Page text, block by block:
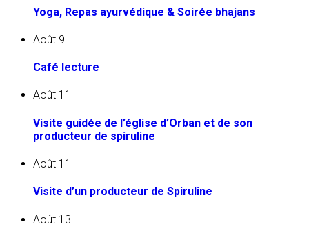
Yoga, Repas ayurvédique & Soirée bhajans
Août 9
Café lecture
Août 11
Visite guidée de l’église d’Orban et de son
producteur de spiruline
Août 11
Visite d’un producteur de Spiruline
Août 13